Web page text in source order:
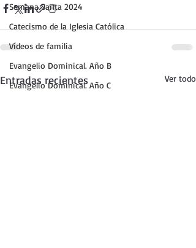
Semana Santa 2024
Catecismo de la Iglesia Católica
Vídeos de familia
Evangelio Dominical. Año B
Evangelio Dominical. Año C
Entradas recientes Ver todo